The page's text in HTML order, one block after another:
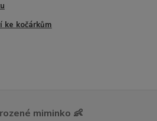
ke kočárkům
miminko 👶